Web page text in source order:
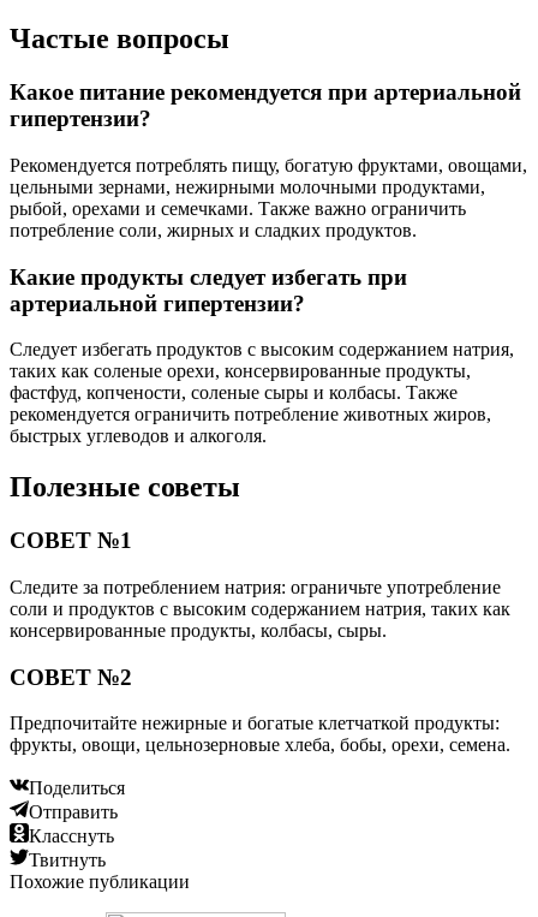
Частые вопросы
Какое питание рекомендуется при артериальной
гипертензии?
Рекомендуется потреблять пищу, богатую фруктами, овощами,
цельными зернами, нежирными молочными продуктами,
рыбой, орехами и семечками. Также важно ограничить
потребление соли, жирных и сладких продуктов.
Какие продукты следует избегать при
артериальной гипертензии?
Следует избегать продуктов с высоким содержанием натрия,
таких как соленые орехи, консервированные продукты,
фастфуд, копчености, соленые сыры и колбасы. Также
рекомендуется ограничить потребление животных жиров,
быстрых углеводов и алкоголя.
Полезные советы
СОВЕТ №1
Следите за потреблением натрия: ограничьте употребление
соли и продуктов с высоким содержанием натрия, таких как
консервированные продукты, колбасы, сыры.
СОВЕТ №2
Предпочитайте нежирные и богатые клетчаткой продукты:
фрукты, овощи, цельнозерновые хлеба, бобы, орехи, семена.
Поделиться
Отправить
Класснуть
Твитнуть
Похожие публикации